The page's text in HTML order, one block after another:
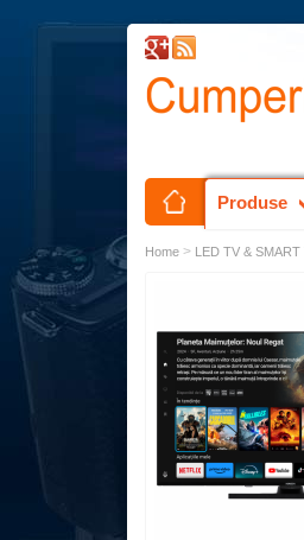
Produse
Home > LED TV & SMART